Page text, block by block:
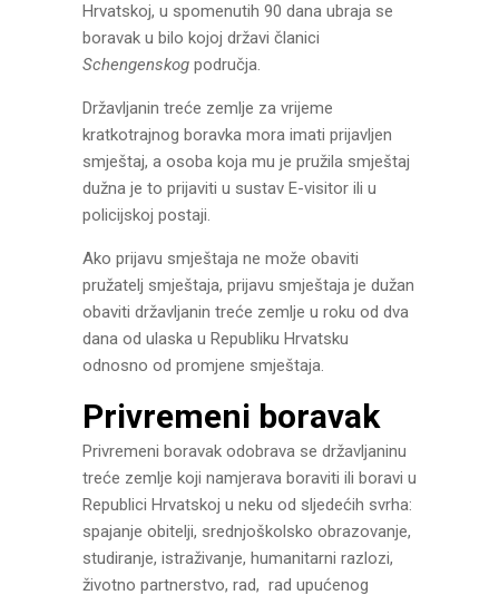
Hrvatskoj, u spomenutih 90 dana ubraja se
boravak u bilo kojoj državi članici
Schengenskog područja.
Državljanin treće zemlje za vrijeme
kratkotrajnog boravka mora imati prijavljen
smještaj, a osoba koja mu je pružila smještaj
dužna je to prijaviti u sustav E-visitor ili u
policijskoj postaji.
Ako prijavu smještaja ne može obaviti
pružatelj smještaja, prijavu smještaja je dužan
obaviti državljanin treće zemlje u roku od dva
dana od ulaska u Republiku Hrvatsku
odnosno od promjene smještaja.
Privremeni boravak
Privremeni boravak odobrava se državljaninu
treće zemlje koji namjerava boraviti ili boravi u
Republici Hrvatskoj u neku od sljedećih svrha:
spajanje obitelji, srednjoškolsko obrazovanje,
studiranje, istraživanje, humanitarni razlozi,
životno partnerstvo, rad, rad upućenog